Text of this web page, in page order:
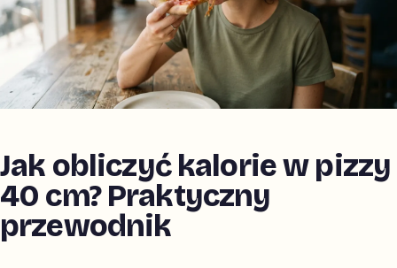
Jak obliczyć kalorie w pizzy
40 cm? Praktyczny
przewodnik